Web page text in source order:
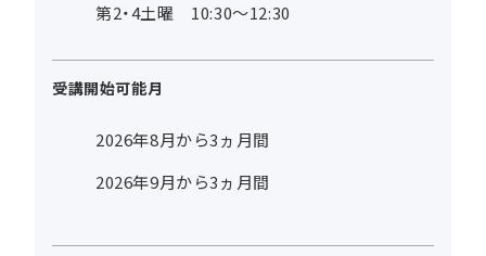
第2・4土曜 10:30～12:30
受講開始可能月
2026年8月から3ヵ月間
2026年9月から3ヵ月間